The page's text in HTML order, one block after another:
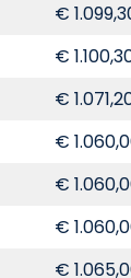
€
€
€
€
€
€
€